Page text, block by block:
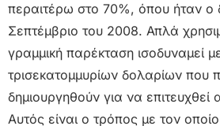
περαιτέρω στο 70%, όπου ήταν ο
Σεπτέμβριο του 2008. Απλά
γραμμική παρέκταση ισοδυναμεί
τρισεκατομμυρίων δολαρίων που
δημιουργηθούν για να
Αυτός είναι ο τρόπος με τον